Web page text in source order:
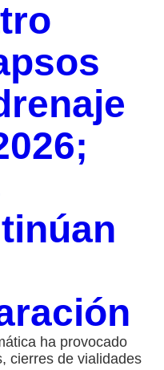
ha provocado
cierres de vialidades